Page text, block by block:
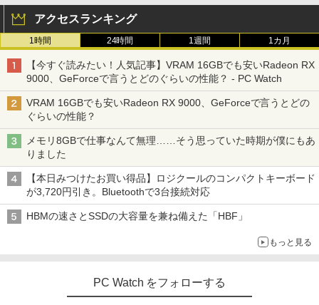
リ8GB SSD 256GB Office付き Webカメ
ラ テンキー Windows11 ノートパソコン
中古パソコン
￥14,800
3
【★最大100%ポイント】【フルHD×WE
モリ:8GB/16GB/SSD:256GB/512GB/1T
B/13.3型液晶/Wi-fi/Bluetooth/USB3.1/T
ン Windows11 Win11正式対応
￥26,800
HP ProBook 450 G6 15.6型大画面フルH
Type-C 指紋認証 HDMI Office Windows
11 送料無料 中古ノートパソコン
ThinkPad L13 Gen 3 21B3 21B4 21B9
21BA 対応 1920x1200 WUXGA IPS LED
LCD 液晶ディスプレイ 修理交換用液晶
パネル
￥9,800
バイルモニター 10.5インチ 11インチ フ
ルHD 1080P 100%sRGB 400cd/m? 光沢
C対応 miniHDMI モニター 持ち運び サブ
ディスプレイ ミニPC対応 3年保証 EVICI
V
￥10,999
で】 ゲーミングモニター モニター 24.5
インチ 24インチ 180Hz 180hz FHD フリ
3
【3千円以上送料無料】就業規則の法律実
務／石嵜信憲／平井彩
￥8,140
4
ちいかわ なんか小さくてかわいいやつ
特装版 （プレミアムKC） [ ナガノ ]
￥2,420
【最大3％OFF】 【中古】 送料無料 ワイ
【中古】
アクセスランキング
1時間 24時間 1週間 1カ月
【今すぐ読みたい！人気記事】VRAM 16GBでも安いRadeon RX
9000、GeForceで言うとどのぐらいの性能？ - PC Watch
VRAM 16GBでも安いRadeon RX 9000、GeForceで言うとどの
ぐらいの性能？
メモリ8GBで仕事なんて無理……そう思っていた時期が僕にもあ
りました
【本日みつけたお買い得品】ロジクールのコンパクトキーボード
が3,720円引き。Bluetoothで3台接続対応
HBMの速さとSSDの大容量を兼ね備えた「HBF」
もっと見る
PC Watch をフォローする